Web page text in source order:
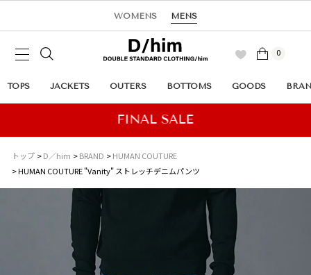
WOMENS MENS
0
TOPS JACKETS OUTERS BOTTOMS GOODS
トップ D／him BRAND
HUMAN COUTURE
HUMAN COUTURE "Vanity" ストレッチデニムパンツ